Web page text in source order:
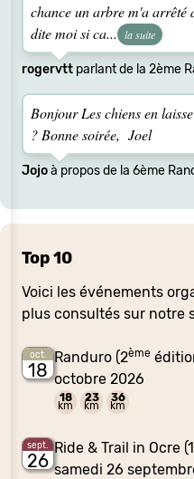
chance un arbre m'a arrêté
dite moi si ca...
la suite
rogervtt parlant de la 2ème
Bonjour Les chiens en
? Bonne soirée, Joel
Jojoà propos de la 6ème
Top 10
Voici les événements
plus consultés sur notre
oct.
18
Randuro (2ème
octobre 2026
18
km
23
km
36
km
sept.
26
Ride & Trail in Ocre
samedi 26